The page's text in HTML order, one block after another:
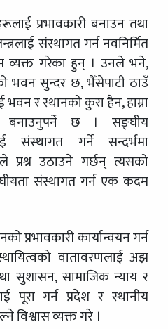
प्रभावकारी बनाउन तथा
संस्थागत गर्न नवनिर्मित
व्यक्त गरेका हुन् । उनले भने,
भवन सुन्दर छ, भैँसेपाटी ठाउँ
र स्थानको कुरा हैन, हाम्रा
बनाउनुपर्ने छ । सङ्घीय
संस्थागत गर्ने सन्दर्भमा
प्रश्न उठाउने गर्छन् त्यसको
संस्थागत गर्न एक कदम
प्रभावकारी कार्यान्वयन गर्न
वातावरणलाई अझ
सुशासन, सामाजिक न्याय र
पूरा गर्न प्रदेश र स्थानीय
विश्वास व्यक्त गरे ।